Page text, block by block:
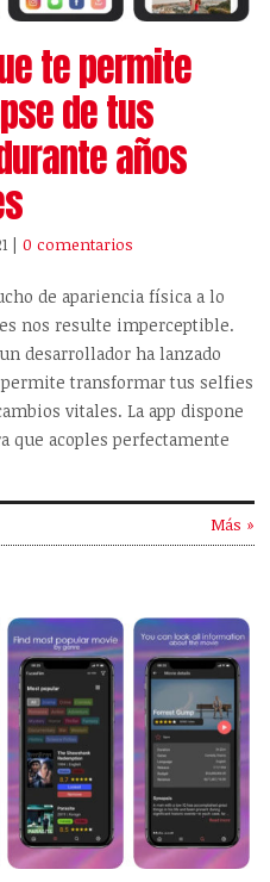
te permite
de tus
años
|0 comentarios
de apariencia física a lo
nos resulte imperceptible.
desarrollador ha lanzado
transformar tus selfies
vitales. La app dispone
que acoples perfectamente
Más »